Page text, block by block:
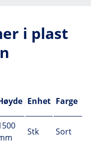
i plast
Enhet Farge
Stk Sort